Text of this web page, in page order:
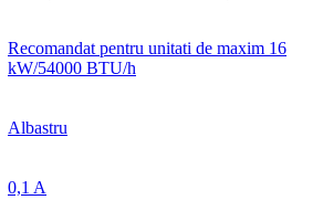
Recomandat pentru unitati de maxim 16
kW/54000 BTU/h
Albastru
0,1 A